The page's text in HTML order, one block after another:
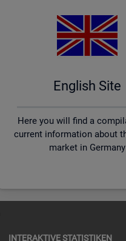
English Site
Here you will find a
current information about
market in Germany
IN­TER­AK­TI­VE STA­TIS­TI­KEN